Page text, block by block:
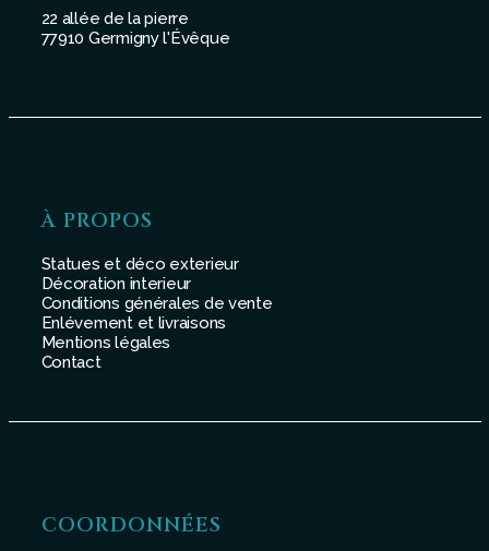
22 allée de la pierre
77910 Germigny l'Évêque
À PROPOS
Statues et déco exterieur
Décoration interieur
Conditions générales de vente
Enlévement et livraisons
Mentions légales
Contact
COORDONNÉES